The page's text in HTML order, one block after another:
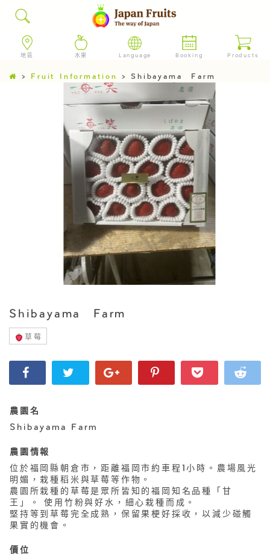
地區 水果 Language Booking Products
> Fruit Information >Shibayama Farm
Shibayama Farm
草莓
農園名
Shibayama Farm
農園情報
位於福岡縣朝倉市，距離福岡市約車程1小時。農場風光
明媚，栽種稻米與草莓等作物。
農園所栽種的草莓是眾所皆知的福岡知名品種「甘
王」。 使用竹粉與好水，細心栽種而成。
堅持等到草莓完全成熟，保留果梗好採收，以減少碰觸
果實的機會。
價位